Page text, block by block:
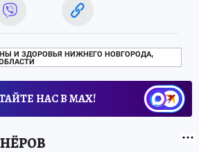
И ЗДОРОВЬЯ НИЖНЕГО НОВГОРОДА,
НАС В МАХ!